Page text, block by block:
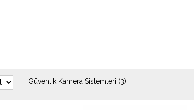
Güvenlik Kamera Sistemleri (3)